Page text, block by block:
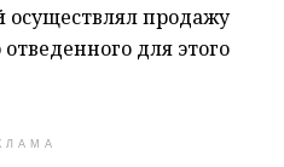
осуществлял продажу
для этого